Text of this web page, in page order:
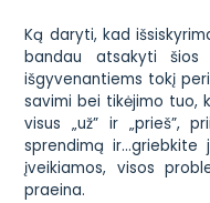
Ką daryti, kad
bandau atsakyti
išgyvenantiems tokį
savimi bei tikėjimo tuo,
visus „už” ir „prieš”,
sprendimą ir…griebkite
įveikiamos, visos
praeina.